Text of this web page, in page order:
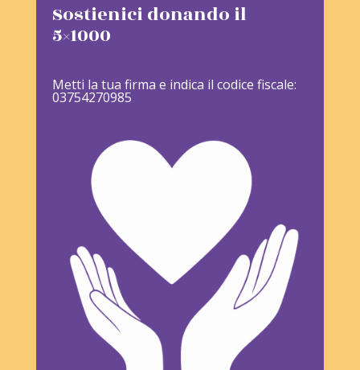
Sostienici donando il
5×1000
Metti la tua firma e indica il codice fiscale:
03754270985